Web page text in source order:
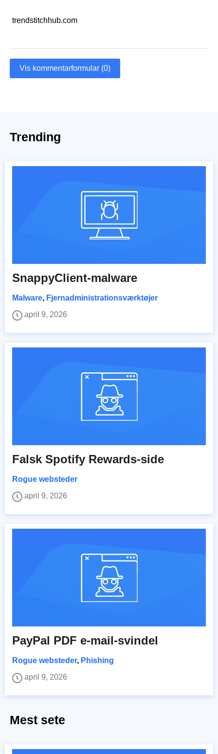
trendstitchhub.com
Vis kommentarformular (0)
Trending
SnappyClient-malware
Malware, Fjernadministrationsværktøjer
april 9, 2026
Falsk Spotify Rewards-side
Rogue websteder
april 9, 2026
PayPal PDF e-mail-svindel
Rogue websteder, Phishing
april 9, 2026
Mest sete